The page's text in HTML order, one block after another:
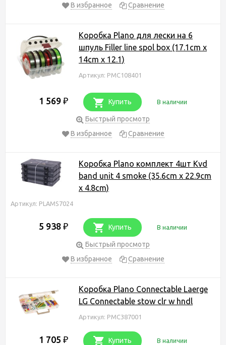
В избранное
Сравнение
Коробка Plano для лески на 6
шпуль Filler line spol box (17.1cm x
14cm x 12.1)
Артикул: PMC108401
1 569 ₽ Купить В наличии
Быстрый просмотр
В избранное
Сравнение
Коробка Plano комплект 4шт Kvd
band unit 4 smoke (35.6cm x 22.9cm
x 4.8cm)
Артикул: PLAMS7024
5 938 ₽ Купить В наличии
Быстрый просмотр
В избранное
Сравнение
Коробка Plano Connectable Laerge
LG Connectable stow clr w hndl
Артикул: PMC387001
1 705 ₽ Купить В наличии